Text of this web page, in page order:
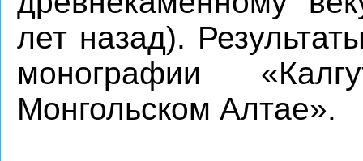
лет назад).
монографии
Монгольском Алтае».